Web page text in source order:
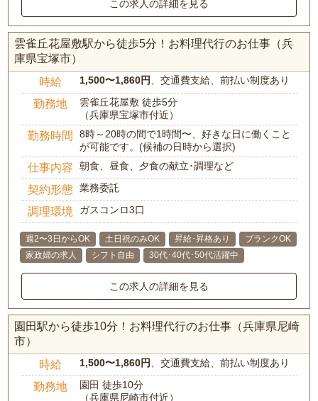
この求人の詳細を見る
雲雀丘花屋敷駅から徒歩5分！お料理代行のお仕事（兵
庫県宝塚市）
時給 1,500〜1,860円 、交通費支給、前払い制度あり
勤務地
雲雀丘花屋敷 徒歩5分
（兵庫県宝塚市付近）
勤務時間
8時～20時の間で1時間〜、好きな日に働くこと
が可能です。(候補の日時から選択)
仕事内容 朝食、昼食、夕食の献立･調理など
契約形態 業務委託
調理環境 ガスコンロ3口
週2〜3日からOK 土日祝のみOK 昇給･昇格あり
ブランクOK
家政婦の求人
シフト自由 30代･40代･50代活躍中
この求人の詳細を見る
園田駅から徒歩10分！お料理代行のお仕事（兵庫県尼崎
市）
時給 1,500〜1,860円 、交通費支給、前払い制度あり
勤務地
園田 徒歩10分
（兵庫県尼崎市付近）